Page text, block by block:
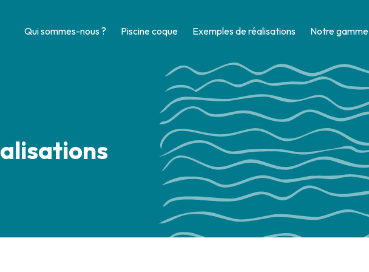
Qui sommes-nous ? Piscine coque Exemples de réalisations Notre gamme